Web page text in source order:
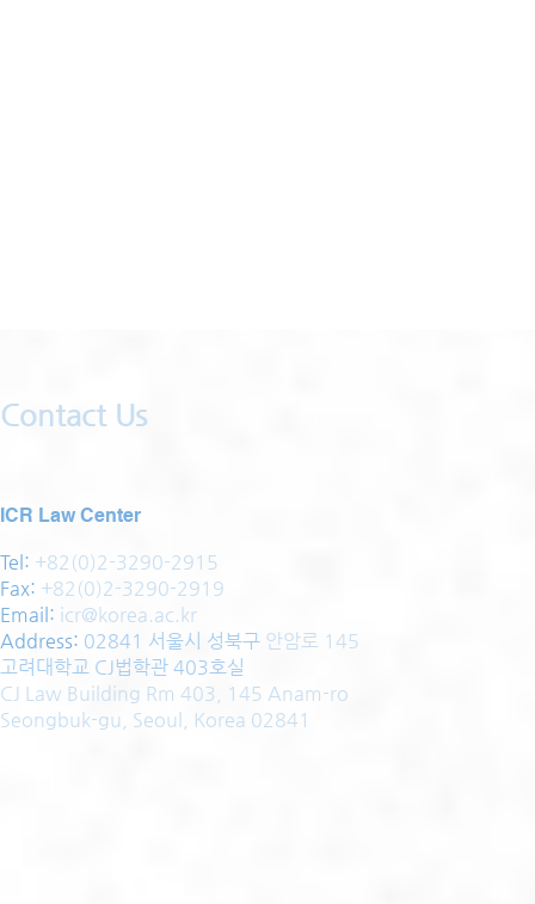
Contact Us
ICR Law Center
Tel: +82(0)2-3290-2915
Fax: +82(0)2-3290-2919
Email: icr@korea.ac.kr
Address: 02841 서울시 성북구 안암로 145
고려대학교 CJ법학관 403호실
CJ Law Building Rm 403, 145 Anam-ro
Seongbuk-gu, Seoul, Korea 02841